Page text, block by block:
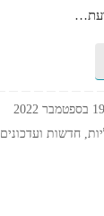
19 בספטמבר 2022
חדשות ועדכונים